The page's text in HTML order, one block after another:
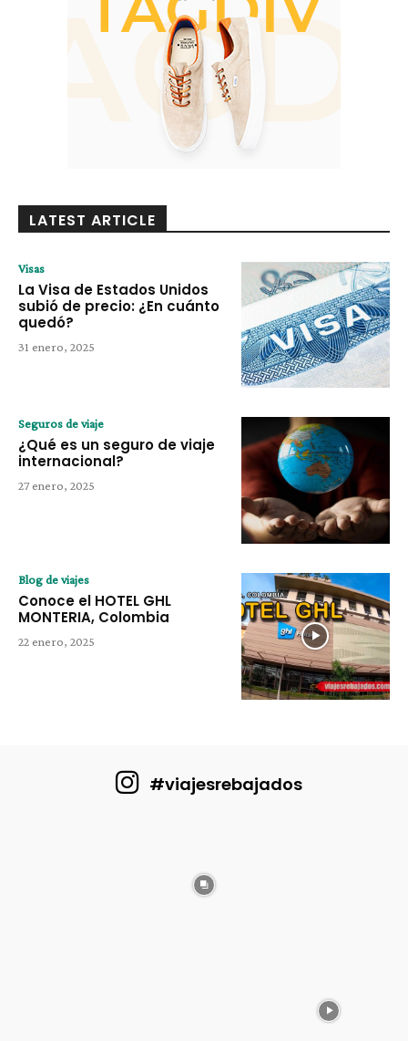
LATEST ARTICLE
Visas
La Visa de Estados Unidos
subió de precio: ¿En cuánto
quedó?
31 enero, 2025
Seguros de viaje
¿Qué es un seguro de viaje
internacional?
27 enero, 2025
Blog de viajes
Conoce el HOTEL GHL
MONTERIA, Colombia
22 enero, 2025
#viajesrebajados